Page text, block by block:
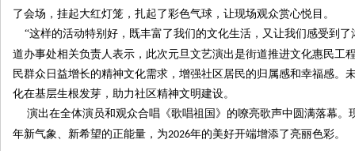
了会场，挂起大红灯笼，扎起了彩色气球，让现场观众赏心悦目。
“这样的活动特别好，既丰富了我们的文化生活，又让我们感受到
道办事处相关负责人表示，此次元旦文艺演出是街道推进文化惠民工
民群众日益增长的精神文化需求，增强社区居民的归属感和幸福感
化在基层生根发芽，助力社区精神文明建设。
演出在全体演员和观众合唱《歌唱祖国》的嘹亮歌声中圆满落幕
年新气象、新希望的正能量，为2026年的美好开端增添了亮丽色彩。